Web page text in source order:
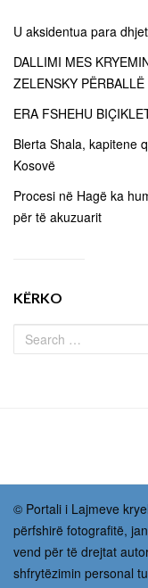
U aksidentua para
DALLIMI MES
ZELENSKY
ERA FSHEHU
Blerta Shala, kapitene
Kosovë
Procesi në Hagë ka
për të akuzuarit
KËRKO
© Portali i Lajmeve
përfshirë fotografitë,
vend për të drejtat
shfrytëzimin personal